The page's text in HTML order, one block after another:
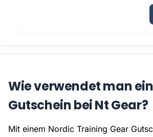
Wie verwendet man
Gutschein bei Nt Gear?
Mit einem Nordic Training Gear